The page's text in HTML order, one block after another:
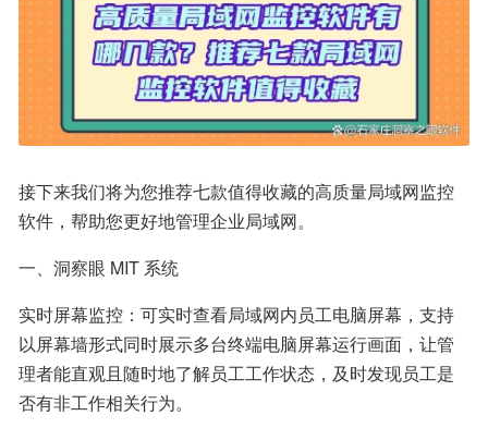
接下来我们将为您推荐七款值得收藏的高质量局域网监控
软件，帮助您更好地管理企业局域网。
一、洞察眼 MIT 系统
实时屏幕监控：可实时查看局域网内员工电脑屏幕，支持
以屏幕墙形式同时展示多台终端电脑屏幕运行画面，让管
理者能直观且随时地了解员工工作状态，及时发现员工是
否有非工作相关行为。